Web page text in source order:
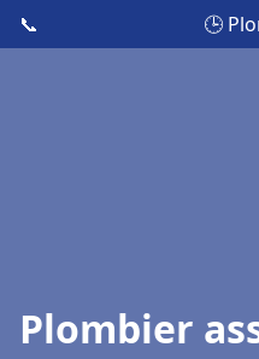
📞 🕒
Plombier